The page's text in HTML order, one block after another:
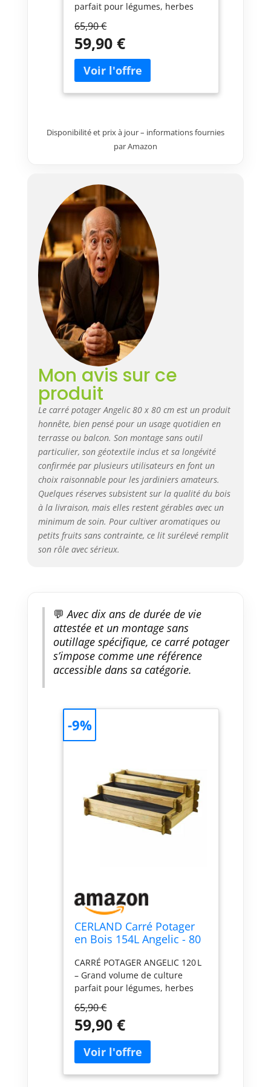
parfait pour légumes, herbes
petits et grands espaces.
DIMENSIONS 100 × 80 × 36 CM –
Format généreux offrant une
profondeur utile pour planter
sans se pencher, tout en
occupant peu de surface. PIN
l'humidité, les insectes et les
champignons pour une
base, facilite le drainage et
prolonge la vie du terreau. BOIS
CERTIFIÉ PEFC – Produit issu de
forêts gérées durablement,
garantissant un choix
respectueux de
l'environnement.
65,90 €
59,90 €
Disponibilité et prix à jour – informations fournies
par Amazon
Mon avis sur ce
produit
Le carré potager Angelic 80 x 80 cm est un produit
honnête, bien pensé pour un usage quotidien en
terrasse ou balcon. Son montage sans outil
particulier, son géotextile inclus et sa longévité
confirmée par plusieurs utilisateurs en font un
choix raisonnable pour les jardiniers amateurs.
Quelques réserves subsistent sur la qualité du bois
à la livraison, mais elles restent gérables avec un
minimum de soin. Pour cultiver aromatiques ou
petits fruits sans contrainte, ce lit surélevé remplit
son rôle avec sérieux.
💬 Avec dix ans de durée de vie
attestée et un montage sans
outillage spécifique, ce carré potager
s’impose comme une référence
accessible dans sa catégorie.
CERLAND Carré Potager
en Bois 154L Angelic - 80
CARRÉ POTAGER ANGELIC 120 L
– Grand volume de culture
parfait pour légumes, herbes
petits et grands espaces.
DIMENSIONS 100 × 80 × 36 CM –
Format généreux offrant une
profondeur utile pour planter
sans se pencher, tout en
occupant peu de surface. PIN
65,90 €
59,90 €
-9%